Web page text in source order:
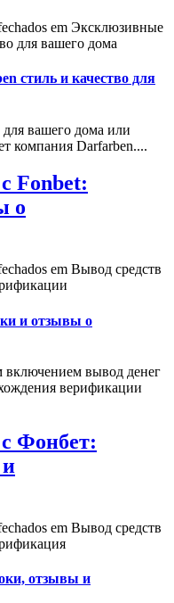
em Эксклюзивные
для вашего дома
стиль и качество для
вашего дома или
компания Darfarben....
Fonbet:
о
em Вывод средств
и отзывы о
включением вывод денег
верификации
Фонбет:
em Вывод средств
отзывы и